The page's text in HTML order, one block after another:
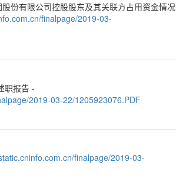
份有限公司控股股东及其关联方占用资金情况
finalpage/2019-03-
职报告 -
2019-03-22/1205923076.PDF
finalpage/2019-03-